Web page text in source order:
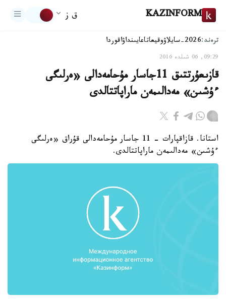
KAZINFORM ق ز
ترەند:2026-سايلاۋ وقيعاتاعايىنداۋاقوردا
09:29, 06 شىلدە 2016
قازىعۇرتتىق 11جاسار مۇحامەدالى «ەرلىگى
ءۇشىن» مەدالىمەن ماراپاتتالدى
استانا. قازاقپارات - 11 جاسار مۇحامەدالى قۇراق «ەرلىگى
ءۇشىن» مەدالىمەن ماراپاتتالدى.